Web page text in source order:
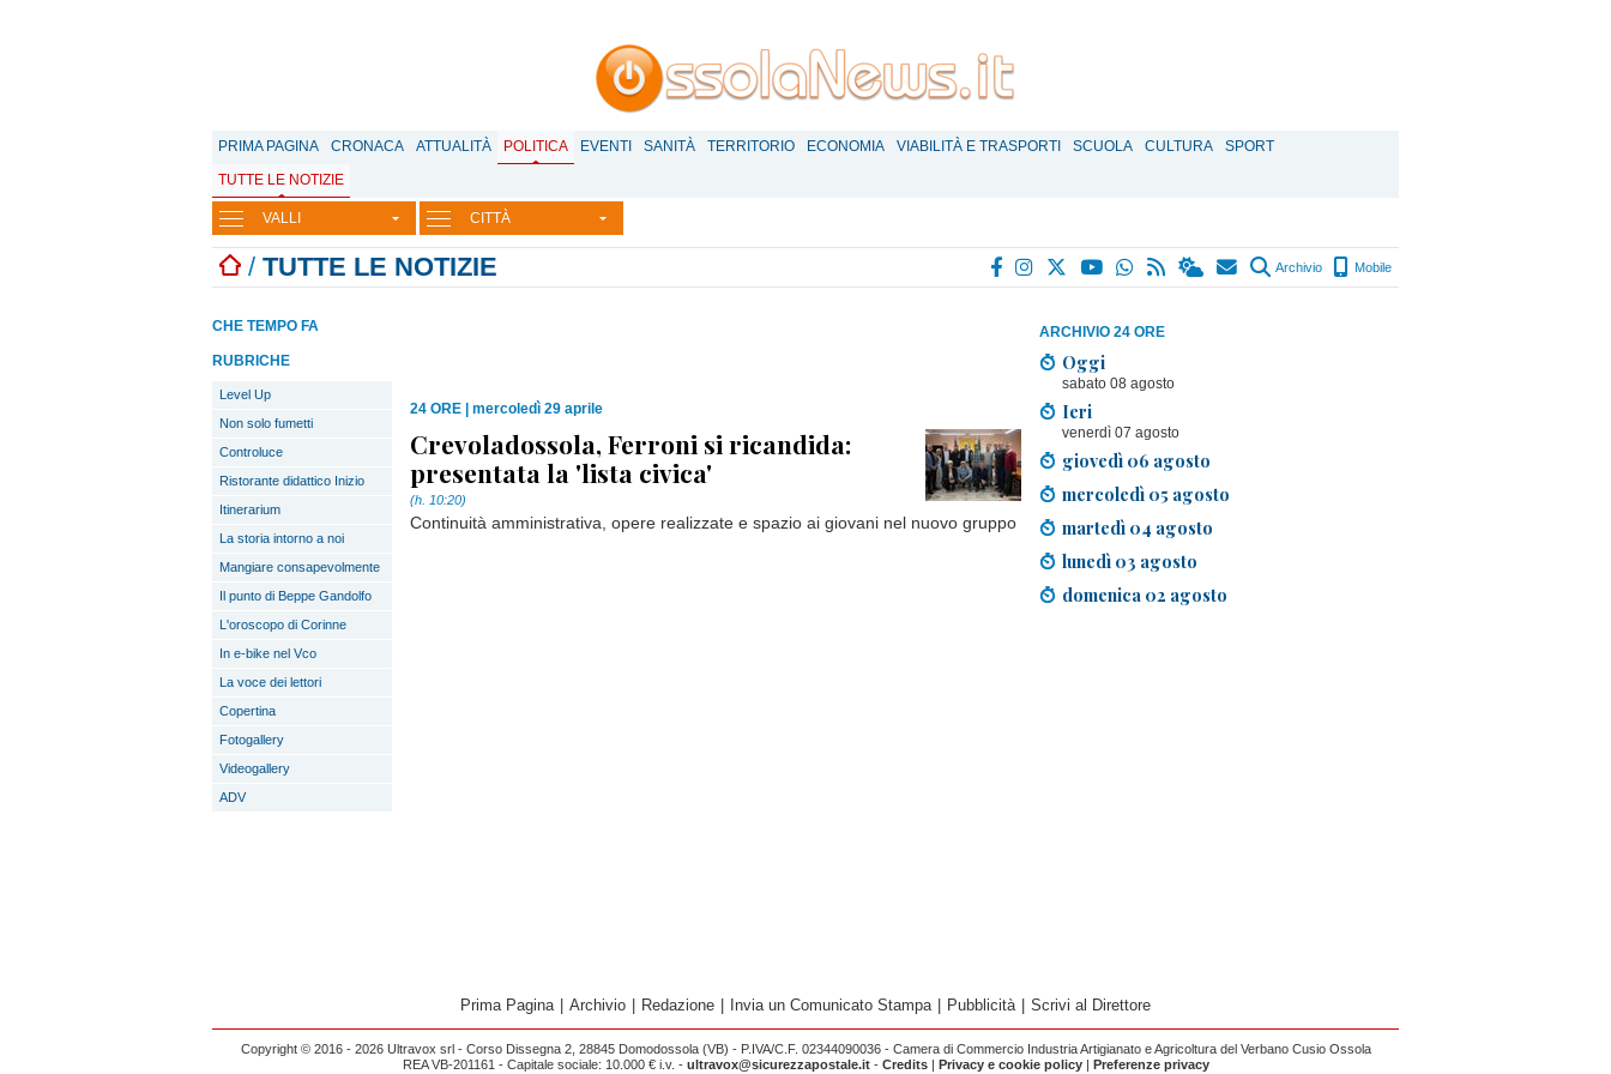
PRIMA PAGINA CRONACA ATTUALITÀ POLITICA EVENTI SANITÀ TERRITORIO ECONOMIA VIABILITÀ E TRASPORTI SCUOLA CULTURA
SPORT
TUTTE LE NOTIZIE
VALLI CITTÀ
/ TUTTE LE NOTIZIE Archivio Mobile
ARCHIVIO 24 ORE
Oggi
sabato 08 agosto
Ieri
venerdì 07 agosto
giovedì 06 agosto
mercoledì 05 agosto
martedì 04 agosto
lunedì 03 agosto
domenica 02 agosto
CHE TEMPO FA
RUBRICHE
Level Up
Non solo fumetti
Controluce
Ristorante didattico Inizio
Itinerarium
La storia intorno a noi
Mangiare consapevolmente
Il punto di Beppe Gandolfo
L'oroscopo di Corinne
In e-bike nel Vco
La voce dei lettori
Copertina
Fotogallery
Videogallery
ADV
24 ORE mercoledì 29 aprile
Crevoladossola, Ferroni si ricandida:
presentata la 'lista civica'
(h. 10:20)
Continuità amministrativa, opere realizzate e spazio ai giovani nel nuovo gruppo
Prima Pagina Archivio Redazione Invia un Comunicato Stampa Pubblicità Scrivi al Direttore
Copyright © 2016 - 2026 Ultravox srl - Corso Dissegna 2, 28845 Domodossola (VB) - P.IVA/C.F. 02344090036 - Camera di Commercio Industria Artigianato e Agricoltura del Verbano Cusio Ossola
REA VB-201161 - Capitale sociale: 10.000 € i.v. - ultravox@sicurezzapostale.it- Credits| Privacy e cookie policy| Preferenze privacy